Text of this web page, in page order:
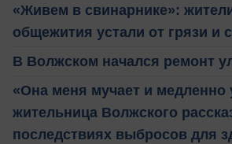
«Живем в свинарнике»:
общежития устали от грязи и
В Волжском начался ремонт
«Она меня мучает и медленно
жительница Волжского
последствиях выбросов для